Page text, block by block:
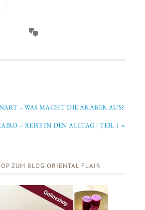
– WAS MACHT DIE ARABER AUS?
– REISE IN DEN ALLTAG | TEIL 1 »
ZUM BLOG ORIENTAL FLAIR